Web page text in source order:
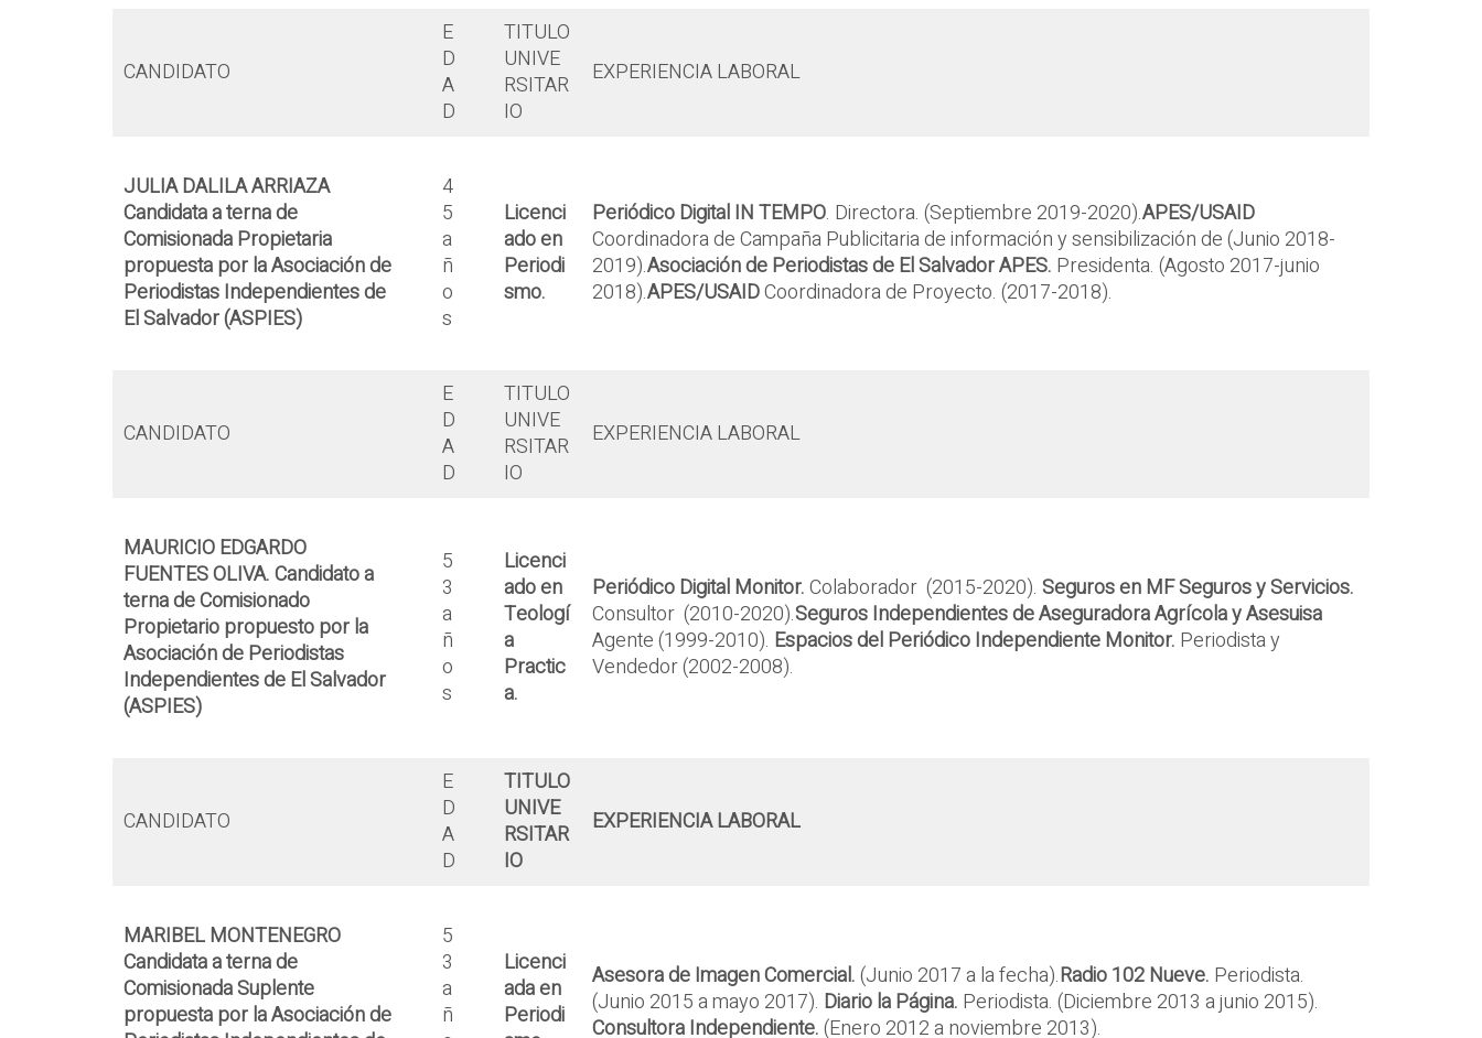
CANDIDATO
E
D
A
D
TITULO
UNIVE
RSITAR
IO
EXPERIENCIA LABORAL
JULIA DALILA ARRIAZA
Candidata a terna de
Comisionada Propietaria
propuesta por la Asociación de
Periodistas Independientes de
El Salvador (ASPIES)
4
5
a
ñ
o
s
Licenci
ado en
Periodi
smo.
Periódico Digital IN TEMPO. Directora. (Septiembre 2019-2020).APES/USAID
Coordinadora de Campaña Publicitaria de información y sensibilización de (Junio 2018-
2019).Asociación de Periodistas de El Salvador APES. Presidenta. (Agosto 2017-junio
2018).APES/USAIDCoordinadora de Proyecto. (2017-2018).
CANDIDATO
E
D
A
D
TITULO
UNIVE
RSITAR
IO
EXPERIENCIA LABORAL
MAURICIO EDGARDO
FUENTES OLIVA.Candidato a
terna de Comisionado
Propietario propuesto por la
Asociación de Periodistas
Independientes de El Salvador
(ASPIES)
5
3
a
ñ
o
s
Licenci
ado en
Teologí
a
Practic
a.
Periódico Digital Monitor.Colaborador (2015-2020). Seguros en MF Seguros y Servicios.
Consultor (2010-2020).Seguros Independientes de Aseguradora Agrícola y Asesuisa
Agente (1999-2010). Espacios del Periódico IndependienteMonitor. Periodista y
Vendedor (2002-2008).
CANDIDATO
E
D
A
D
TITULO
UNIVE
RSITAR
IO
EXPERIENCIA LABORAL
MARIBEL MONTENEGRO
Candidata a terna de
Comisionada Suplente
propuesta por la Asociación de
5
3
a
ñ
Licenci
ada en
Periodi
Asesora de Imagen Comercial.(Junio 2017 a la fecha).Radio 102 Nueve. Periodista.
(Junio 2015 a mayo 2017). Diario la Página. Periodista. (Diciembre 2013 a junio 2015).
Consultora Independiente.(Enero 2012 a noviembre 2013).